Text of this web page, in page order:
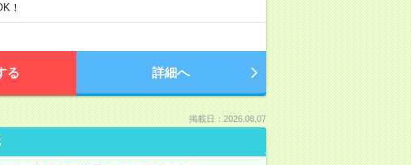
！
る 詳細へ
掲載日：2026.08.07